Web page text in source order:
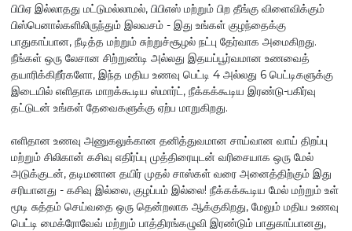
பிபிஏ இல்லாதது மட்டுமல்லாமல், பிபிஎஸ் மற்றும் பிற தீங்கு விளைவிக்கும்
பிஸ்பெனால்களிலிருந்தும் இலவசம் - இது உங்கள் குழந்தைக்கு
பாதுகாப்பான, நீடித்த மற்றும் சுற்றுச்சூழல் நட்பு தேர்வாக அமைகிறது.
நீங்கள் ஒரு லேசான சிற்றுண்டி அல்லது இதயப்பூர்வமான உணவைத்
தயாரிக்கிறீர்களோ, இந்த மதிய உணவு பெட்டி 4 அல்லது 6 பெட்டிகளுக்கு
இடையில் எளிதாக மாறக்கூடிய ஸ்மார்ட், நீக்கக்கூடிய இரண்டு-பகிர்வு
தட்டுடன் உங்கள் தேவைகளுக்கு ஏற்ப மாறுகிறது.
எளிதான உணவு அணுகலுக்கான தனித்துவமான சாய்வான வாய் திறப்பு
மற்றும் சிலிகான் கசிவு எதிர்ப்பு முத்திரையுடன் வரிசையாக ஒரு மேல்
அடுக்குடன், தடிமனான தயிர் முதல் சாஸ்கள் வரை அனைத்திற்கும் இது
சரியானது - கசிவு இல்லை, குழப்பம் இல்லை! நீக்கக்கூடிய மேல் மற்றும் உள்
மூடி சுத்தம் செய்வதை ஒரு தென்றலாக ஆக்குகிறது, மேலும் மதிய உணவு
பெட்டி மைக்ரோவேவ் மற்றும் பாத்திரங்கழுவி இரண்டும் பாதுகாப்பானது,